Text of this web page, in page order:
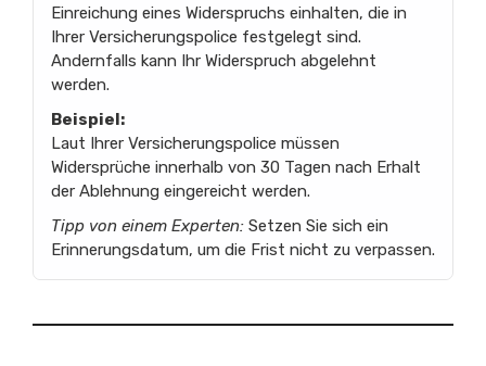
Einreichung eines Widerspruchs einhalten, die in
Ihrer Versicherungspolice festgelegt sind.
Andernfalls kann Ihr Widerspruch abgelehnt
werden.
Beispiel:
Laut Ihrer Versicherungspolice müssen
Widersprüche innerhalb von 30 Tagen nach Erhalt
der Ablehnung eingereicht werden.
Tipp von einem Experten: Setzen Sie sich ein
Erinnerungsdatum, um die Frist nicht zu verpassen.